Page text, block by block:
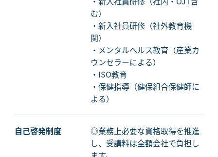
む）
・新入社員研修（社外教育機
関）
・メンタルヘルス教育（産業カ
ウンセラーによる）
・ISO教育
・保健指導（健保組合保健師に
よる）
自己啓発制度
◎業務上必要な資格取得を推進
し、受講料は全額会社で負担し